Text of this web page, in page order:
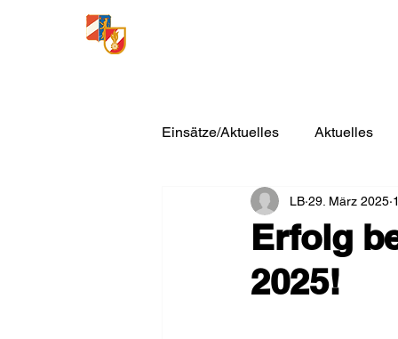
Einsätze/Aktuelles Aktuelles
Erfolg
2025!
LB 29. März 2025